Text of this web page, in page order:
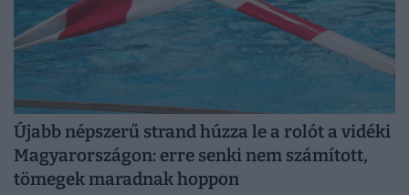
Újabb népszerű strand húzza le a rolót a vidéki
Magyarországon: erre senki nem számított,
tömegek maradnak hoppon